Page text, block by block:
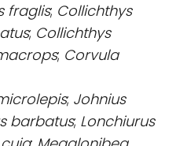
fraglis; Collichthys
; Collichthys
; Corvula
; Johnius
barbatus; Lonchiurus